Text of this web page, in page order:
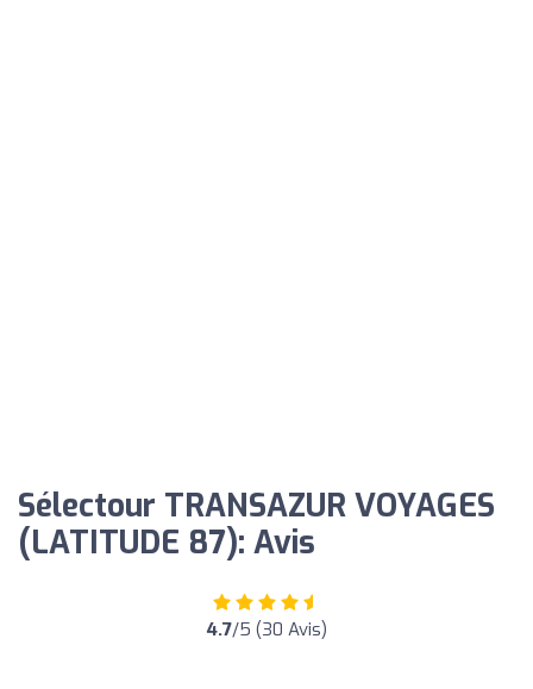
Sélectour TRANSAZUR VOYAGES
(LATITUDE 87): Avis
4.7/5 (30 Avis)